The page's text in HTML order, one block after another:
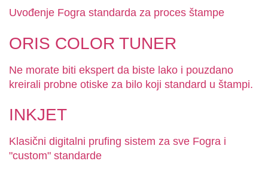
Uvođenje Fogra standarda za proces štampe
ORIS COLOR TUNER
Ne morate biti ekspert da biste lako i pouzdano
kreirali probne otiske za bilo koji standard u štampi.
INKJET
Klasični digitalni prufing sistem za sve Fogra i
"custom" standarde